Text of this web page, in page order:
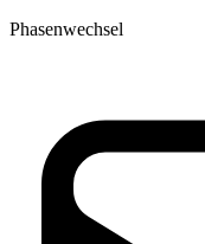
Phasenwechsel